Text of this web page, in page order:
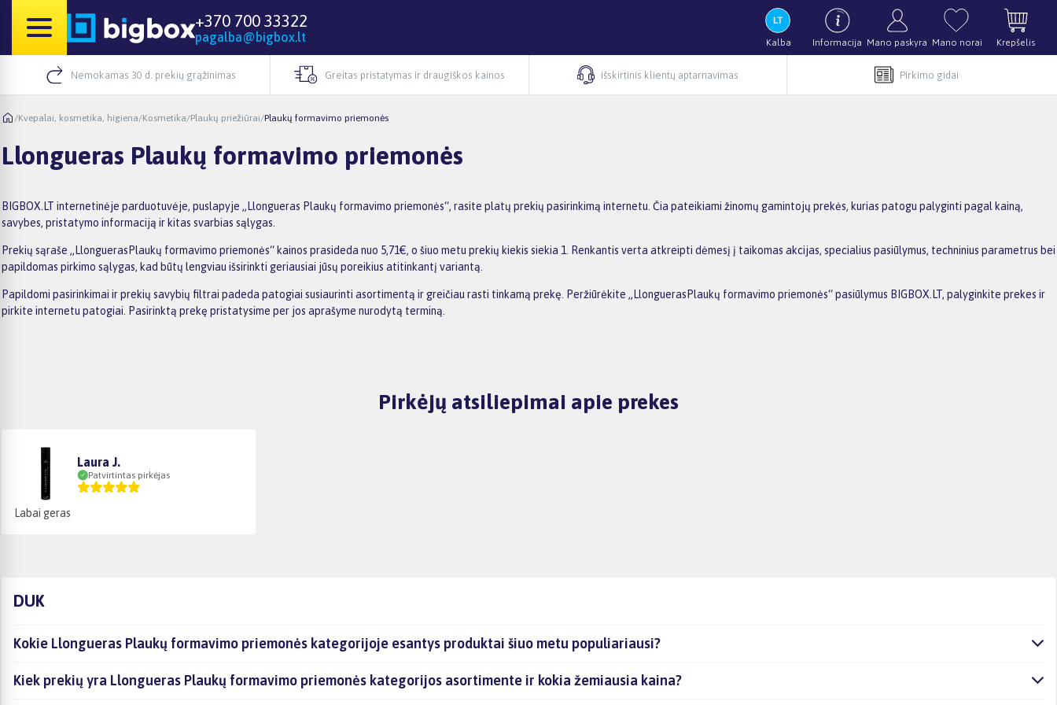
+370 700 33322
pagalba@bigbox.lt Kalba Informacija Mano paskyra Mano norai Krepšelis
Nemokamas 30 d. prekių grąžinimas Greitas pristatymas ir draugiškos kainos Išskirtinis klientų aptarnavimas Pirkimo gidai
/Kvepalai, kosmetika, higiena/Kosmetika/Plaukų priežiūrai/Plaukų formavimo priemonės
Llongueras Plaukų formavimo priemonės
BIGBOX.LT internetinėje parduotuvėje, puslapyje „Llongueras Plaukų formavimo priemonės“, rasite platų prekių pasirinkimą internetu. Čia pateikiami žinomų gamintojų prekės, kurias patogu palyginti pagal kainą,
savybes, pristatymo informaciją ir kitas svarbias sąlygas.
Prekių sąraše „LlonguerasPlaukų formavimo priemonės“ kainos prasideda nuo 5,71€, o šiuo metu prekių kiekis siekia 1. Renkantis verta atkreipti dėmesį į taikomas akcijas, specialius pasiūlymus, techninius parametrus bei
papildomas pirkimo sąlygas, kad būtų lengviau išsirinkti geriausiai jūsų poreikius atitinkantį variantą.
Papildomi pasirinkimai ir prekių savybių filtrai padeda patogiai susiaurinti asortimentą ir greičiau rasti tinkamą prekę. Peržiūrėkite „LlonguerasPlaukų formavimo priemonės“ pasiūlymus BIGBOX.LT, palyginkite prekes ir
pirkite internetu patogiai. Pasirinktą prekę pristatysime per jos aprašyme nurodytą terminą.
Pirkėjų atsiliepimai apie prekes
Laura J.
Patvirtintas pirkėjas
Labai geras
DUK
Kokie Llongueras Plaukų formavimo priemonės kategorijoje esantys produktai šiuo metu populiariausi?
Kiek prekių yra Llongueras Plaukų formavimo priemonės kategorijos asortimente ir kokia žemiausia kaina?